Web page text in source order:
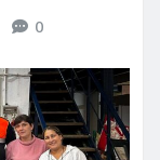
0